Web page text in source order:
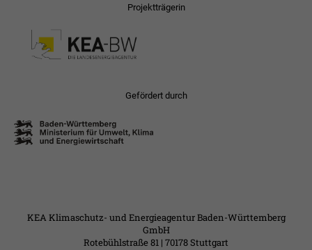
Projektträgerin
Gefördert durch
KEA Klimaschutz- und Energieagentur Baden-Württemberg
GmbH
Rotebühlstraße 81 | 70178 Stuttgart